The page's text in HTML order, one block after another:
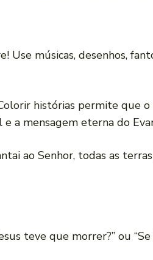
músicas, desenhos,
histórias permite que
a mensagem eterna do
ao Senhor, todas as
teve que morrer?” ou